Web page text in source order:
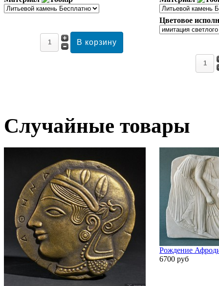
Цветовое
Случайные товары
Рождение
6700 руб